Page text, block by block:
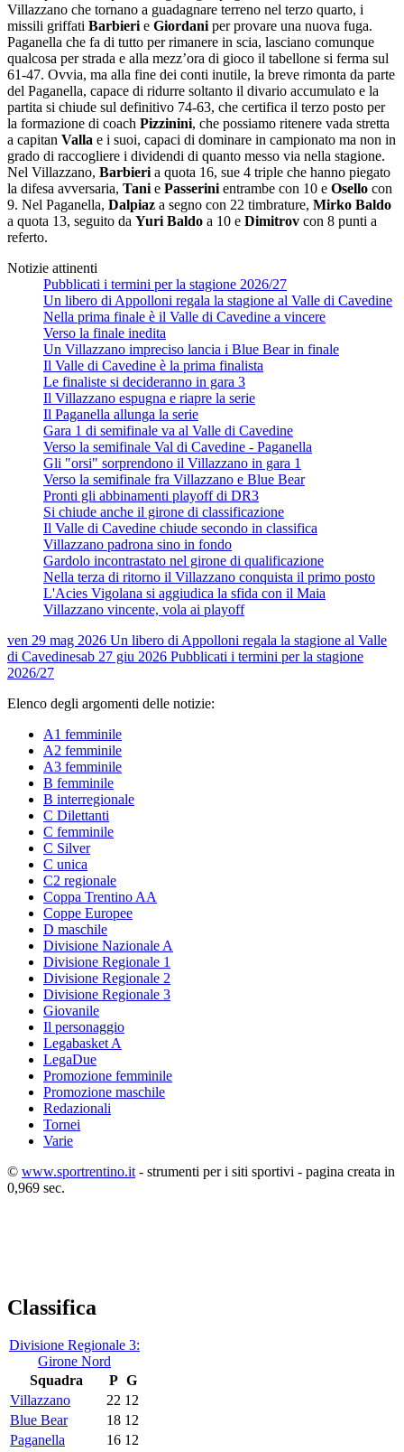
Villazzano che tornano a guadagnare terreno nel terzo quarto, i
missili griffati Barbieri e Giordani per provare una nuova fuga.
Paganella che fa di tutto per rimanere in scia, lasciano comunque
qualcosa per strada e alla mezz’ora di gioco il tabellone si ferma sul
61-47. Ovvia, ma alla fine dei conti inutile, la breve rimonta da parte
del Paganella, capace di ridurre soltanto il divario accumulato e la
partita si chiude sul definitivo 74-63, che certifica il terzo posto per
la formazione di coach Pizzinini, che possiamo ritenere vada stretta
a capitan Valla e i suoi, capaci di dominare in campionato ma non in
grado di raccogliere i dividendi di quanto messo via nella stagione.
Nel Villazzano, Barbieri a quota 16, sue 4 triple che hanno piegato
la difesa avversaria, Tani e Passerini entrambe con 10 e Osello con
9. Nel Paganella, Dalpiaz a segno con 22 timbrature, Mirko Baldo
a quota 13, seguito da Yuri Baldo a 10 e Dimitrov con 8 punti a
referto.
Notizie attinenti
Pubblicati i termini per la stagione 2026/27
Un libero di Appolloni regala la stagione al Valle di Cavedine
Nella prima finale è il Valle di Cavedine a vincere
Verso la finale inedita
Un Villazzano impreciso lancia i Blue Bear in finale
Il Valle di Cavedine è la prima finalista
Le finaliste si decideranno in gara 3
Il Villazzano espugna e riapre la serie
Il Paganella allunga la serie
Gara 1 di semifinale va al Valle di Cavedine
Verso la semifinale Val di Cavedine - Paganella
Gli "orsi" sorprendono il Villazzano in gara 1
Verso la semifinale fra Villazzano e Blue Bear
Pronti gli abbinamenti playoff di DR3
Si chiude anche il girone di classificazione
Il Valle di Cavedine chiude secondo in classifica
Villazzano padrona sino in fondo
Gardolo incontrastato nel girone di qualificazione
Nella terza di ritorno il Villazzano conquista il primo posto
L'Acies Vigolana si aggiudica la sfida con il Maia
Villazzano vincente, vola ai playoff
ven 29 mag 2026 Un libero di Appolloni regala la stagione al Valle
di Cavedinesab 27 giu 2026 Pubblicati i termini per la stagione
2026/27
Elenco degli argomenti delle notizie:
A1 femminile
A2 femminile
A3 femminile
B femminile
B interregionale
C Dilettanti
C femminile
C Silver
C unica
C2 regionale
Coppa Trentino AA
Coppe Europee
D maschile
Divisione Nazionale A
Divisione Regionale 1
Divisione Regionale 2
Divisione Regionale 3
Giovanile
Il personaggio
Legabasket A
LegaDue
Promozione femminile
Promozione maschile
Redazionali
Tornei
Varie
© www.sportrentino.it - strumenti per i siti sportivi - pagina creata in
0,969 sec.
Classifica
Divisione Regionale 3:
Girone Nord
Squadra
P G
Villazzano
22 12
Blue Bear
18 12
Paganella
16 12